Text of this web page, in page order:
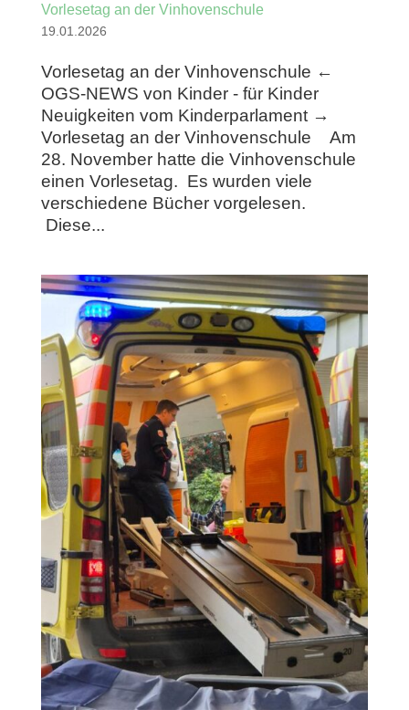
Vorlesetag an der Vinhovenschule
19.01.2026
Vorlesetag an der Vinhovenschule ←
OGS-NEWS von Kinder - für Kinder
Neuigkeiten vom Kinderparlament →
Vorlesetag an der Vinhovenschule Am
28. November hatte die Vinhovenschule
einen Vorlesetag. Es wurden viele
verschiedene Bücher vorgelesen.
Diese...